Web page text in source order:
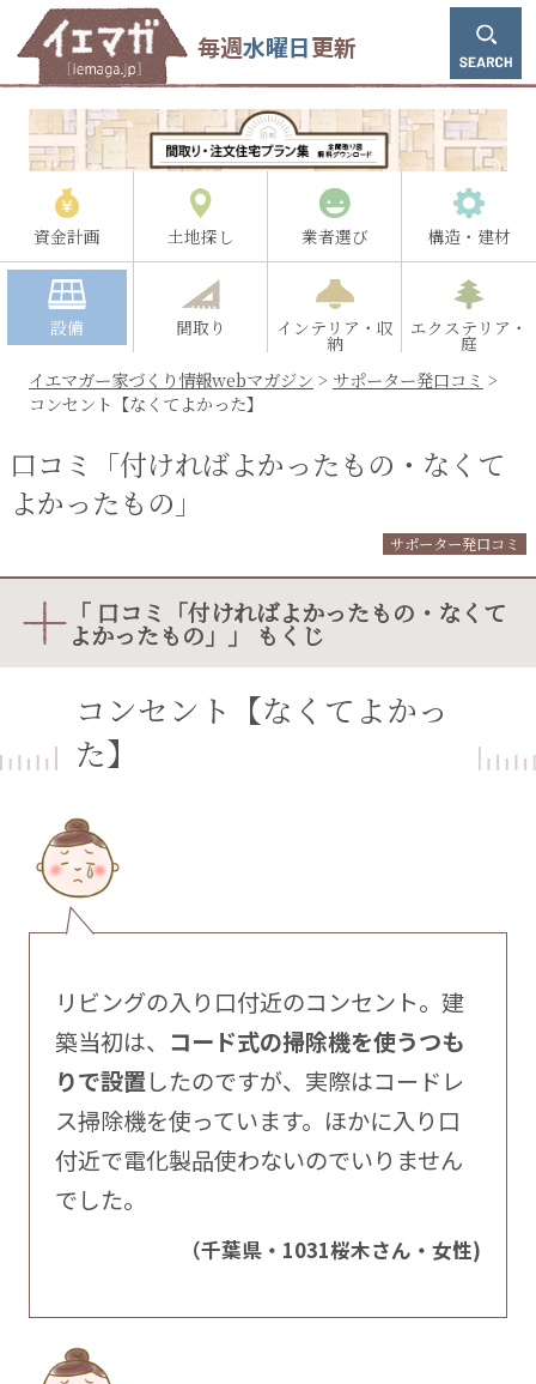
毎週水曜日更新
資金計画 土地探し 業者選び 構造・建材
設備 間取り インテリア・収
納
エクステリア・
庭
イエマガー家づくり情報webマガジン > サポーター発口コミ >
コンセント【なくてよかった】
口コミ「付ければよかったもの・なくて
よかったもの」
サポーター発口コミ
「 口コミ「付ければよかったもの・なくて
よかったもの」」 もくじ
コンセント【なくてよかっ
た】
リビングの入り口付近のコンセント。建
築当初は、 コード式の掃除機を使うつも
りで設置したのですが、実際はコードレ
ス掃除機を使っています。ほかに入り口
付近で電化製品使わないのでいりません
でした。
（千葉県・1031桜木さん・女性)